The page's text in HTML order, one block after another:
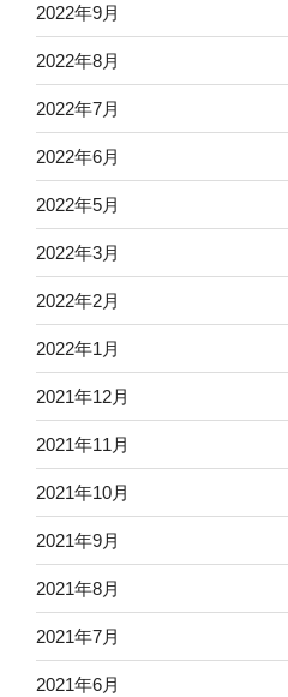
2022年9月
2022年8月
2022年7月
2022年6月
2022年5月
2022年3月
2022年2月
2022年1月
2021年12月
2021年11月
2021年10月
2021年9月
2021年8月
2021年7月
2021年6月